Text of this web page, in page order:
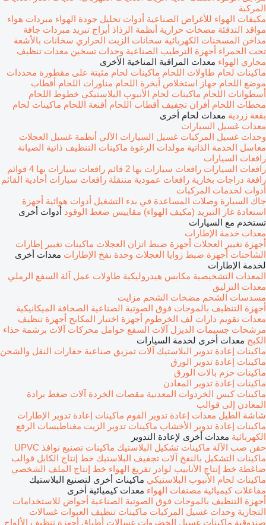
المركبة
مكيفات الهواء للأغراض الصناعية أدوات تحليل جودة الهواء مبردات هواء
مواقد التدفئة مضخات حرارية أنظمة الرذاذ أبراج تبريد مبردات جافة
مداخن المسخنات الكهربائية سخانات الزيت الحراري سخانات بالأشعة
تحت الحمراء أجهزة الترطيب الصناعية وحدات تسخين معدات تنظيف
مجاري الهواء معدات المراقبة المناخية الأخرى
ماكينات لحام طاولات اللحام ماكينات لحام مثبتة على مقطورة محددات
موضع اللحام جهاز استخلاص أبخرة اللحام مناورات اللحام أقطاب
أسطوانات اللحام ماكينات لحام الأنبوب البلاستيكي خطوط اللحام
محطات اللحام أفران تجفيف أقطاب اللحام أقنعة اللحام ماكينات لحام
بقعة زردية معدات لحام أخرى
معدات غسيل السيارات
وحدات غسيل المركبات غسيل السيارات الآلي أنظمة غسيل العجلات
مغاسل الخدمة الذاتية مولدات الرغوة ماكينات التنظيف ذاتية الصيانة
رافعات السيارات
رافعات السيارات رافعات سيارات بها 2 قائم
رافعات سيارات بها 4 قوائم
رافعة دراجات بخارية رافعات عمودية متنقلة رافعات سيارات أحادية القائم
أدوات لخدمات المركبات
جاك السيارة وصلات المساعدة في بدء التشغيل أدوات هوائية أجهزة
استعادة غاز التبريد (مكيف الهواء) مقاييس ضغط الوقود أدوات أخرى
تستخدم مع السيارات
معدات خدمة الإطارات
أجهزة تغيير العجلات أجهزة ضبط اتزان العجلات ماكينات تغيير إطارات
الشاحنات أجهزة ضبط زوايا العجلات وحدة نفخ الإطارات معدات أخرى
لخدمة الإطارات
المعدات التشخيصية مكابس هيدروليكية طاولات عمل آلة السفع الرملي
معدات التزليق
مسدسات الشحم مضخات الشحم مزايت
أجهزة التنظيف بالموجات فوق الصوتية الصناعية الصحافة الميكانيكية
معدات تقويم دارات لف الخرطوم أجهزة اختبار المكابح أجهزة تنظيف
مرشحات جسيمات الديزل آلات السفع حوامل محركات آلات برشمة حذاء
الكبح معدات أخرى لخدمة السيارات
ماكينات إعادة تدوير البلاستيك آلات تمزيق صناعية حفارات النقل والشحن
ماكينات إعادة تدوير الورق
ماكينات حزم بالات الورق
ماكينات إعادة تدوير المعادن
ماكينات كبس الخردوات المعدنية مقصات الخردة آلات ضغط برادة
المعادن إلى قوالب
شاشة الطبل معدات إعادة تدوير الفوم ماكينات إعادة تدوير الإطارات
ماكينات إعادة تدوير الأخشاب ماكينات تدوير الزيت مغناطيسات الرفع
الكهربائية معدات أخرى لإعادة التدوير
حقن صب الآلة ماكينات تشكيل البلاستيك ماكينات تصنيع نوافذ UPVC
ماكينات التشكيل بالنفخ آلات تجفيف البلاستيك خط إنتاج الكابل قوالب
ضاغطة خط إنتاج الأنابيب لوادر تفريغ الهواء خط إنتاج الملف الشخصي
ماكينات لحام الأنبوب البلاستيكي ماكينات أخرى لتصنيع البلاستيك
مفاعلات كيميائية مصنفات الهواء معدات كيميائية أخرى
أجهزة التنظيف بالموجات فوق الصوتية الصناعية أحواض للاستخدامات
التجارية وحدات غسيل المركبات ماكينات تنظيف العبوات غسالات
صندوقية ماكينات غسيل الخضروات غسالات أطباق أجهزة تنظيف الألواح